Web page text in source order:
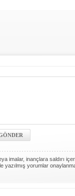
imalar, inançlara saldırı
yorumlar